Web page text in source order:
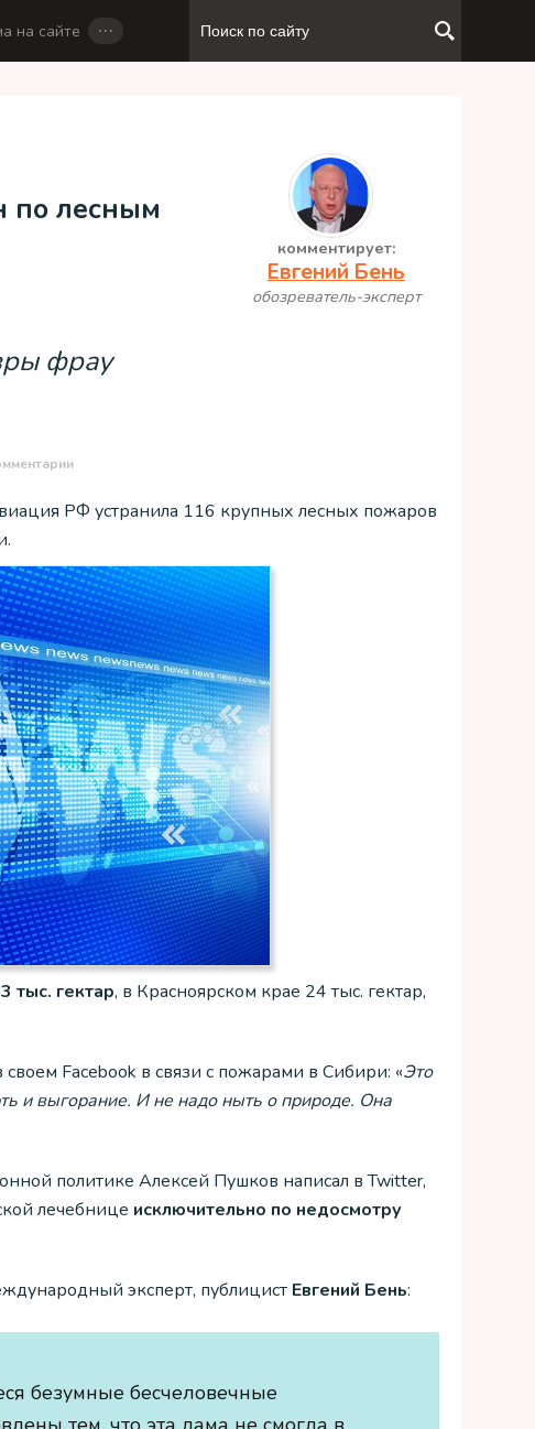
на сайте …
по лесным
фрау
комментирует:
Евгений Бень
обозреватель-эксперт
РФ устранила 116 крупных лесных пожаров
тыс. гектар, в Красноярском крае 24 тыс. гектар,
Facebook в связи с пожарами в Сибири: «Это
и выгорание. И не надо ныть о природе. Она
политике Алексей Пушков написал в Twitter,
лечебнице исключительно по недосмотру
эксперт, публицист Евгений Бень:
безумные бесчеловечные